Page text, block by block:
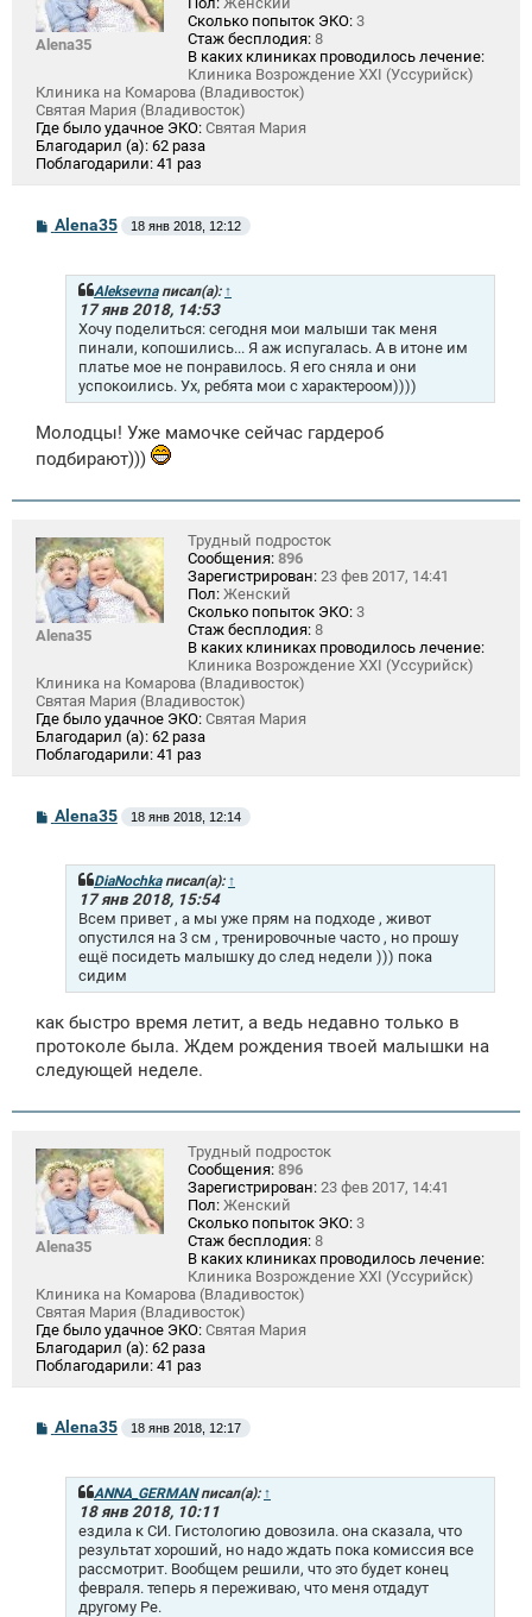
Alena35
Сколько попыток ЭКО: 3
Стаж бесплодия: 8
В каких клиниках проводилось лечение:
Клиника Возрождение XXI (Уссурийск)
Клиника на Комарова (Владивосток)
Святая Мария (Владивосток)
Где было удачное ЭКО: Святая Мария
Благодарил (а): 62 раза
Поблагодарили: 41 раз
С
Alena35 18 янв 2018, 12:12
Aleksevnaписал(а): ↑
17 янв 2018, 14:53
Хочу поделиться: сегодня мои малыши так меня
пинали, копошились... Я аж испугалась. А в итоне им
платье мое не понравилось. Я его сняла и они
успокоились. Ух, ребята мои с характероом))))
Молодцы! Уже мамочке сейчас гардероб
подбирают)))
Alena35
Трудный подросток
Сообщения: 896
Зарегистрирован: 23 фев 2017, 14:41
Пол: Женский
Сколько попыток ЭКО: 3
Стаж бесплодия: 8
В каких клиниках проводилось лечение:
Клиника Возрождение XXI (Уссурийск)
Клиника на Комарова (Владивосток)
Святая Мария (Владивосток)
Где было удачное ЭКО: Святая Мария
Благодарил (а): 62 раза
Поблагодарили: 41 раз
С
о
Alena35 18 янв 2018, 12:14
DiaNochkaписал(а): ↑
17 янв 2018, 15:54
Всем привет , а мы уже прям на подходе , живот
опустился на 3 см , тренировочные часто , но прошу
ещё посидеть малышку до след недели ))) пока
сидим
как быстро время летит, а ведь недавно только в
протоколе была. Ждем рождения твоей малышки на
следующей неделе.
Alena35
Трудный подросток
Сообщения: 896
Зарегистрирован: 23 фев 2017, 14:41
Пол: Женский
Сколько попыток ЭКО: 3
Стаж бесплодия: 8
В каких клиниках проводилось лечение:
Клиника Возрождение XXI (Уссурийск)
Клиника на Комарова (Владивосток)
Святая Мария (Владивосток)
Где было удачное ЭКО: Святая Мария
Благодарил (а): 62 раза
Поблагодарили: 41 раз
С
о
Alena35 18 янв 2018, 12:17
ANNA_GERMANписал(а): ↑
18 янв 2018, 10:11
ездила к СИ. Гистологию довозила. она сказала, что
результат хороший, но надо ждать пока комиссия все
рассмотрит. Вообщем решили, что это будет конец
февраля. теперь я переживаю, что меня отдадут
другому Ре.